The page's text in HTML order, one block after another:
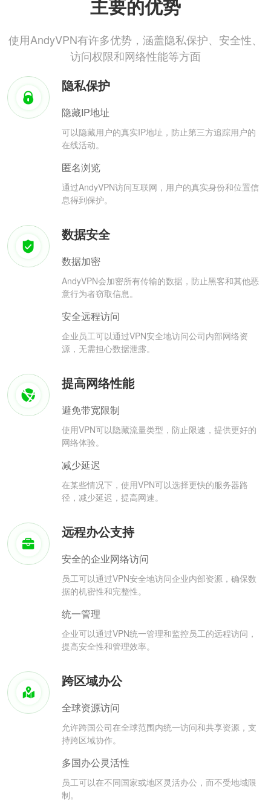
主要的优势
使用AndyVPN有许多优势，涵盖隐私保护、安全性、
访问权限和网络性能等方面
隐私保护
隐藏IP地址
可以隐藏用户的真实IP地址，防止第三方追踪用户的
在线活动。
匿名浏览
通过AndyVPN访问互联网，用户的真实身份和位置信
息得到保护。
数据安全
数据加密
AndyVPN会加密所有传输的数据，防止黑客和其他恶
意行为者窃取信息。
安全远程访问
企业员工可以通过VPN安全地访问公司内部网络资
源，无需担心数据泄露。
提高网络性能
避免带宽限制
使用VPN可以隐藏流量类型，防止限速，提供更好的
网络体验。
减少延迟
在某些情况下，使用VPN可以选择更快的服务器路
径，减少延迟，提高网速。
远程办公支持
安全的企业网络访问
员工可以通过VPN安全地访问企业内部资源，确保数
据的机密性和完整性。
统一管理
企业可以通过VPN统一管理和监控员工的远程访问，
提高安全性和管理效率。
跨区域办公
全球资源访问
允许跨国公司在全球范围内统一访问和共享资源，支
持跨区域协作。
多国办公灵活性
员工可以在不同国家或地区灵活办公，而不受地域限
制。